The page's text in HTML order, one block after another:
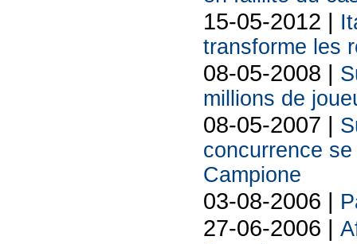
15-05-2012 |
transforme les
08-05-2008 |
millions de
08-05-2007 |
concurrence
Campione
03-08-2006 |
27-06-2006 |